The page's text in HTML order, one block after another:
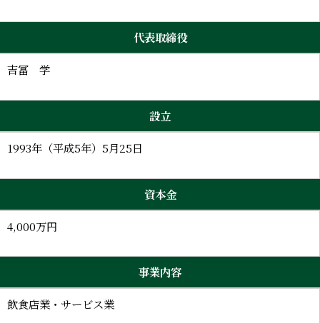
代表取締役
吉冨 学
設立
1993年（平成5年）5月25日
資本金
4,000万円
事業内容
飲食店業・サービス業